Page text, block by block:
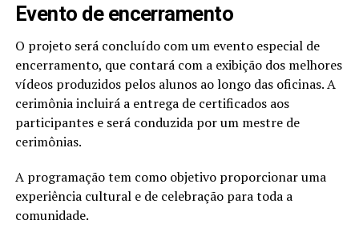
Evento de encerramento
O projeto será concluído com um evento especial de
encerramento, que contará com a exibição dos melhores
vídeos produzidos pelos alunos ao longo das oficinas. A
cerimônia incluirá a entrega de certificados aos
participantes e será conduzida por um mestre de
cerimônias.
A programação tem como objetivo proporcionar uma
experiência cultural e de celebração para toda a
comunidade.